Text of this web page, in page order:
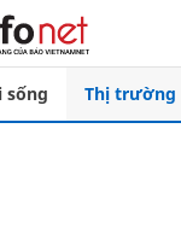
sống Thị trường